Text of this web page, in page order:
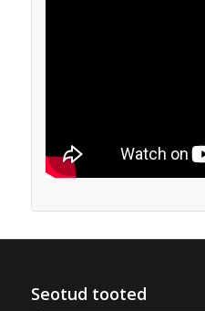
Seotud tooted